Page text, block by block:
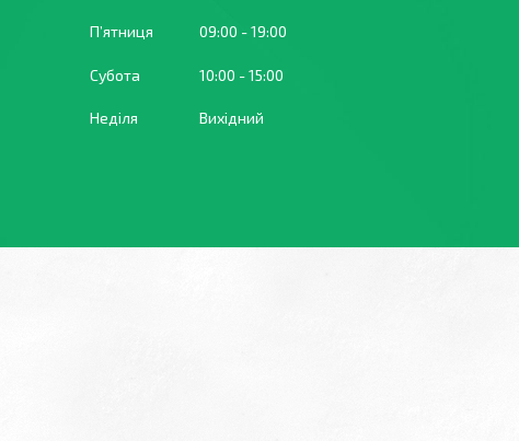
Пʼятниця 09:00 19:00
Субота 10:00 15:00
Неділя Вихідний